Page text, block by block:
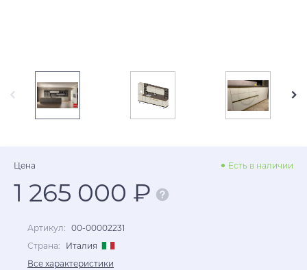
Цена Есть в наличии
1 265 000 ₽
Артикул: 00-00002231
Страна:
Италия
Все характеристики